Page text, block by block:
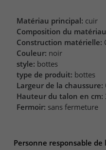
Matériau principal: cuir
Composition du
Construction matérielle:
Couleur: noir
style: bottes
type de produit: bottes
Largeur de la chaussure:
Hauteur du talon en cm:
Fermoir: sans fermeture
Personne responsable de